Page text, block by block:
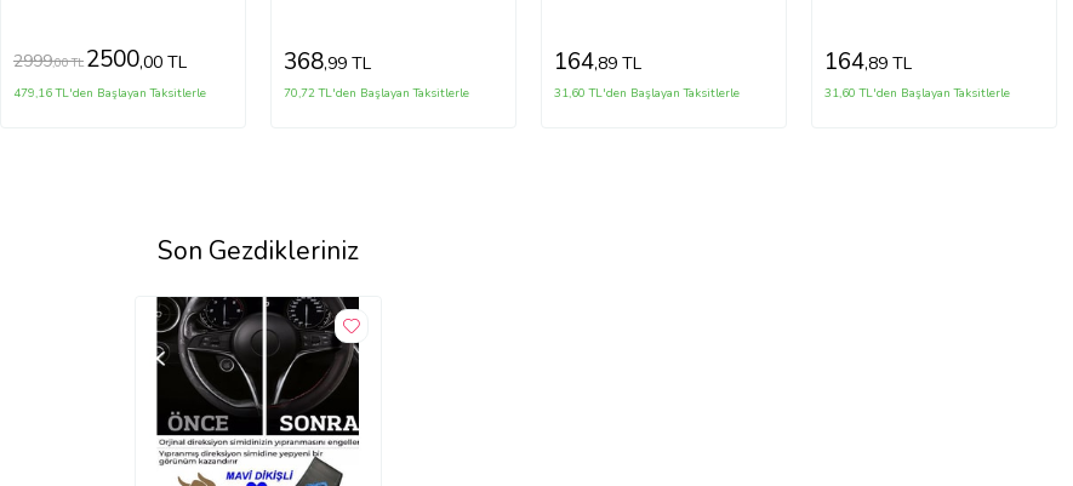
2999,00 TL 2500,00 TL
479,16 TL'den Başlayan Taksitlerle
368,99 TL
70,72 TL'den Başlayan Taksitlerle
164,89 TL
31,60 TL'den Başlayan Taksitlerle
164,89 TL
31,60 TL'den Başlayan Taksitlerle
Son Gezdikleriniz